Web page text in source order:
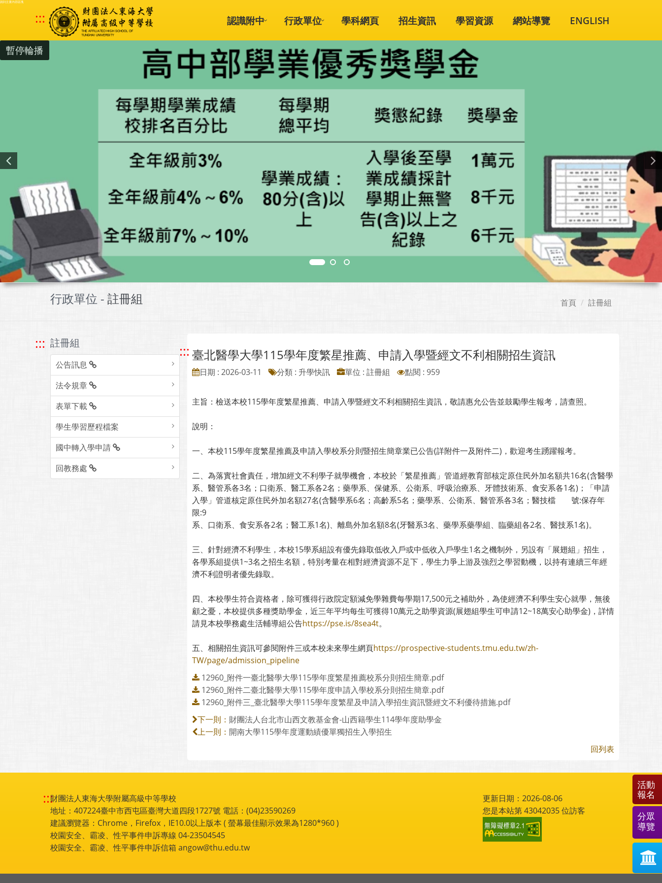
跳到主要內容區塊
::: 認識附中 行政單位 學科網頁 招生資訊 學習資源 網站導覽 ENGLISH
暫停輪播
行政單位 - 註冊組 首頁 註冊組
::: 註冊組
公告訊息
法令規章
表單下載
學生學習歷程檔案
國中轉入學申請
回教務處
::: 臺北醫學大學115學年度繁星推薦、申請入學暨經文不利相關招生資訊
日期 : 2026-03-11 分類 : 升學快訊 單位 : 註冊組 點閱 : 959
主旨：檢送本校115學年度繁星推薦、申請入學暨經文不利相關招生資訊，敬請惠允公告並鼓勵學生報考，請查照。
說明：
一、本校115學年度繁星推薦及申請入學校系分則暨招生簡章業已公告(詳附件一及附件二)，歡迎考生踴躍報考。
二、為落實社會責任，增加經文不利學子就學機會，本校於「繁星推薦」管道經教育部核定原住民外加名額共16名(含醫學
系、醫管系各3名；口衛系、醫工系各2名；藥學系、保健系、公衛系、呼吸治療系、牙體技術系、食安系各1名)；「申請
入學」管道核定原住民外加名額27名(含醫學系6名；高齡系5名；藥學系、公衛系、醫管系各3名；醫技檔 號:保存年
限:9
系、口衛系、食安系各2名；醫工系1名)、離島外加名額8名(牙醫系3名、藥學系藥學組、臨藥組各2名、醫技系1名)。
三、針對經濟不利學生，本校15學系組設有優先錄取低收入戶或中低收入戶學生1名之機制外，另設有「展翅組」招生，
各學系組提供1~3名之招生名額，特別考量在相對經濟資源不足下，學生力爭上游及強烈之學習動機，以持有連續三年經
濟不利證明者優先錄取。
四、本校學生符合資格者，除可獲得行政院定額減免學雜費每學期17,500元之補助外，為使經濟不利學生安心就學，無後
顧之憂，本校提供多種獎助學金，近三年平均每生可獲得10萬元之助學資源(展翅組學生可申請12~18萬安心助學金)，詳情
請見本校學務處生活輔導組公告https://pse.is/8sea4t。
五、相關招生資訊可參閱附件三或本校未來學生網頁https://prospective-students.tmu.edu.tw/zh-
TW/page/admission_pipeline
12960_附件一臺北醫學大學115學年度繁星推薦校系分則招生簡章.pdf
12960_附件二臺北醫學大學115學年度申請入學校系分則招生簡章.pdf
12960_附件三_臺北醫學大學115學年度繁星及申請入學招生資訊暨經文不利優待措施.pdf
下一則： 財團法人台北市山西文教基金會-山西籍學生114學年度助學金
上一則： 開南大學115學年度運動績優單獨招生入學招生
回列表
:::財團法人東海大學附屬高級中等學校
地址：407224臺中市西屯區臺灣大道四段1727號 電話：(04)23590269
建議瀏覽器：Chrome，Firefox，IE10.0以上版本 ( 螢幕最佳顯示效果為1280*960 )
校園安全、霸凌、性平事件申訴專線 04-23504545
校園安全、霸凌、性平事件申訴信箱 angow@thu.edu.tw
更新日期：2026-08-06
您是本站第43042035位訪客
活動
報名
分眾
導覽